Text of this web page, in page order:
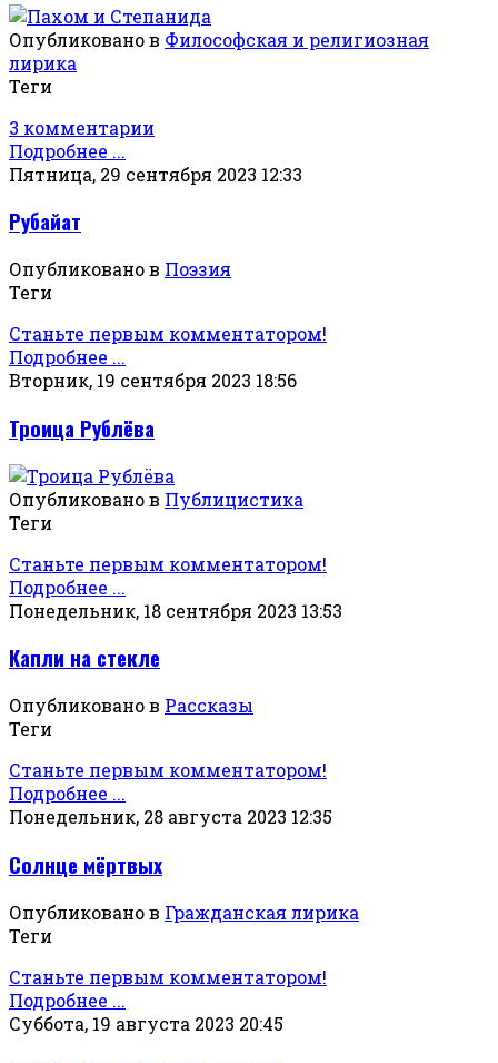
Опубликовано в Философская и религиозная
лирика
Теги
3 комментарии
Подробнее ...
Пятница, 29 сентября 2023 12:33
Рубайат
Опубликовано в Поэзия
Теги
Станьте первым комментатором!
Подробнее ...
Вторник, 19 сентября 2023 18:56
Троица Рублёва
Опубликовано в Публицистика
Теги
Станьте первым комментатором!
Подробнее ...
Понедельник, 18 сентября 2023 13:53
Капли на стекле
Опубликовано в Рассказы
Теги
Станьте первым комментатором!
Подробнее ...
Понедельник, 28 августа 2023 12:35
Солнце мёртвых
Опубликовано в Гражданская лирика
Теги
Станьте первым комментатором!
Подробнее ...
Суббота, 19 августа 2023 20:45